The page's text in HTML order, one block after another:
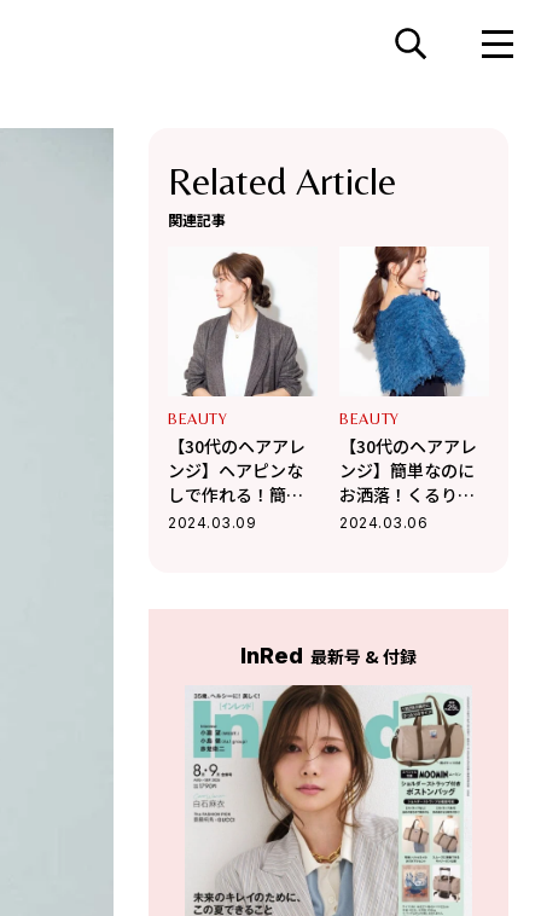
Related Article
関連記事
BEAUTY
【30代のヘアアレ
ンジ】ヘアピンな
しで作れる！簡単
お団子ヘア【人気
2024.03.09
BEAUTY
【30代のヘアアレ
ンジ】簡単なのに
お洒落！くるりん
ぱひとつ結び【人
2024.03.06
InRed 最新号 & 付録